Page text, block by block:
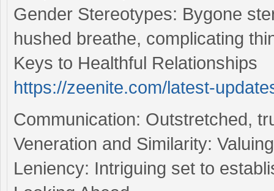
Gender Stereotypes: Bygone
hushed breathe, complicating
Keys to Healthful Relationships
https://zeenite.com/latest-
Communication: Outstretched,
Veneration and Similarity:
Leniency: Intriguing set to